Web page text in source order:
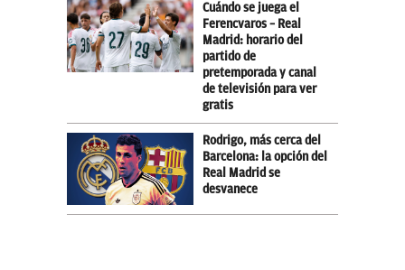
Cuándo se juega el
Ferencvaros – Real
Madrid: horario del
partido de
pretemporada y canal
de televisión para ver
gratis
Rodrigo, más cerca del
Barcelona: la opción del
Real Madrid se
desvanece